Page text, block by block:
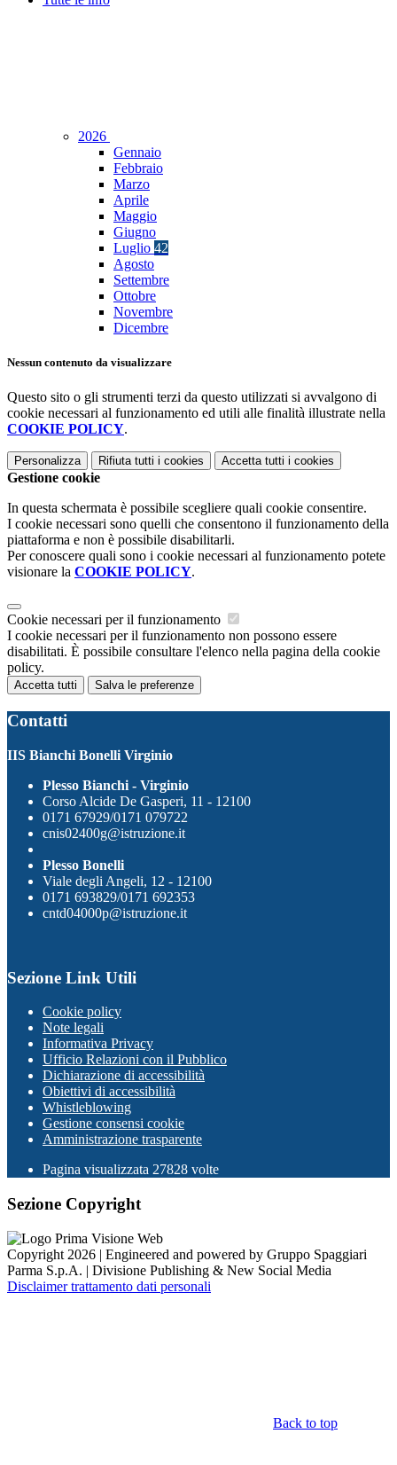
2026
Gennaio
Febbraio
Marzo
Aprile
Maggio
Giugno
Luglio 42
Agosto
Settembre
Ottobre
Novembre
Dicembre
Nessun contenuto da visualizzare
Questo sito o gli strumenti terzi da questo utilizzati si avvalgono di
cookie necessari al funzionamento ed utili alle finalità illustrate nella
COOKIE POLICY.
Personalizza Rifiuta tutti i cookies Accetta tutti i cookies
Gestione cookie
In questa schermata è possibile scegliere quali cookie consentire.
I cookie necessari sono quelli che consentono il funzionamento della
piattaforma e non è possibile disabilitarli.
Per conoscere quali sono i cookie necessari al funzionamento potete
visionare la COOKIE POLICY.
Cookie necessari per il funzionamento
I cookie necessari per il funzionamento non possono essere
disabilitati. È possibile consultare l'elenco nella pagina della cookie
policy.
Accetta tutti Salva le preferenze
Contatti
IIS Bianchi Bonelli Virginio
Plesso Bianchi - Virginio
Corso Alcide De Gasperi, 11 - 12100
0171 67929/0171 079722
cnis02400g@istruzione.it
Plesso Bonelli
Viale degli Angeli, 12 - 12100
0171 693829/0171 692353
cntd04000p@istruzione.it
Sezione Link Utili
Cookie policy
Note legali
Informativa Privacy
Ufficio Relazioni con il Pubblico
Dichiarazione di accessibilità
Obiettivi di accessibilità
Whistleblowing
Gestione consensi cookie
Amministrazione trasparente
Pagina visualizzata 27828 volte
Sezione Copyright
Copyright 2026 | Engineered and powered by Gruppo Spaggiari
Parma S.p.A. | Divisione Publishing & New Social Media
Disclaimer trattamento dati personali
Back to top